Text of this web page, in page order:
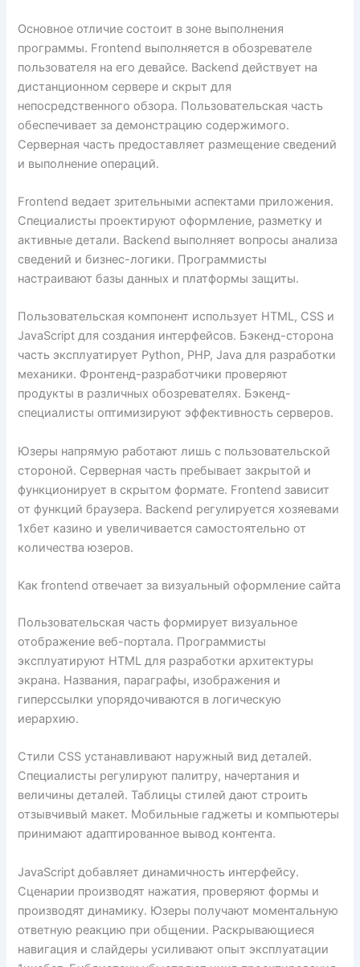
Основное отличие состоит в зоне выполнения
программы. Frontend выполняется в обозревателе
пользователя на его девайсе. Backend действует на
дистанционном сервере и скрыт для
непосредственного обзора. Пользовательская часть
обеспечивает за демонстрацию содержимого.
Серверная часть предоставляет размещение сведений
и выполнение операций.
Frontend ведает зрительными аспектами приложения.
Специалисты проектируют оформление, разметку и
активные детали. Backend выполняет вопросы анализа
сведений и бизнес-логики. Программисты
настраивают базы данных и платформы защиты.
Пользовательская компонент использует HTML, CSS и
JavaScript для создания интерфейсов. Бэкенд-сторона
часть эксплуатирует Python, PHP, Java для разработки
механики. Фронтенд-разработчики проверяют
продукты в различных обозревателях. Бэкенд-
специалисты оптимизируют эффективность серверов.
Юзеры напрямую работают лишь с пользовательской
стороной. Серверная часть пребывает закрытой и
функционирует в скрытом формате. Frontend зависит
от функций браузера. Backend регулируется хозяевами
1хбет казино и увеличивается самостоятельно от
количества юзеров.
Как frontend отвечает за визуальный оформление сайта
Пользовательская часть формирует визуальное
отображение веб-портала. Программисты
эксплуатируют HTML для разработки архитектуры
экрана. Названия, параграфы, изображения и
гиперссылки упорядочиваются в логическую
иерархию.
Стили CSS устанавливают наружный вид деталей.
Специалисты регулируют палитру, начертания и
величины деталей. Таблицы стилей дают строить
отзывчивый макет. Мобильные гаджеты и компьютеры
принимают адаптированное вывод контента.
JavaScript добавляет динамичность интерфейсу.
Сценарии производят нажатия, проверяют формы и
производят динамику. Юзеры получают моментальную
ответную реакцию при общении. Раскрывающиеся
навигация и слайдеры усиливают опыт эксплуатации